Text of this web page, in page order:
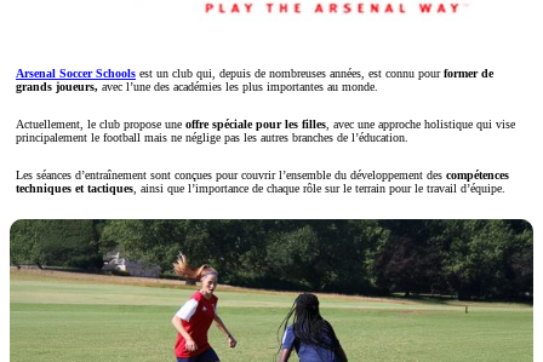
Arsenal Soccer Schools est un club qui, depuis de nombreuses années, est connu pourformer de
grands joueurs, avec l’une des académies les plus importantes au monde.
Actuellement, le club propose une offre spéciale pour les filles, avec une approche holistique qui vise
principalement le football mais ne néglige pas les autres branches de l’éducation.
Les séances d’entraînement sont conçues pour couvrir l’ensemble du développement des compétences
techniques et tactiques, ainsi que l’importance de chaque rôle sur le terrain pour le travail d’équipe.